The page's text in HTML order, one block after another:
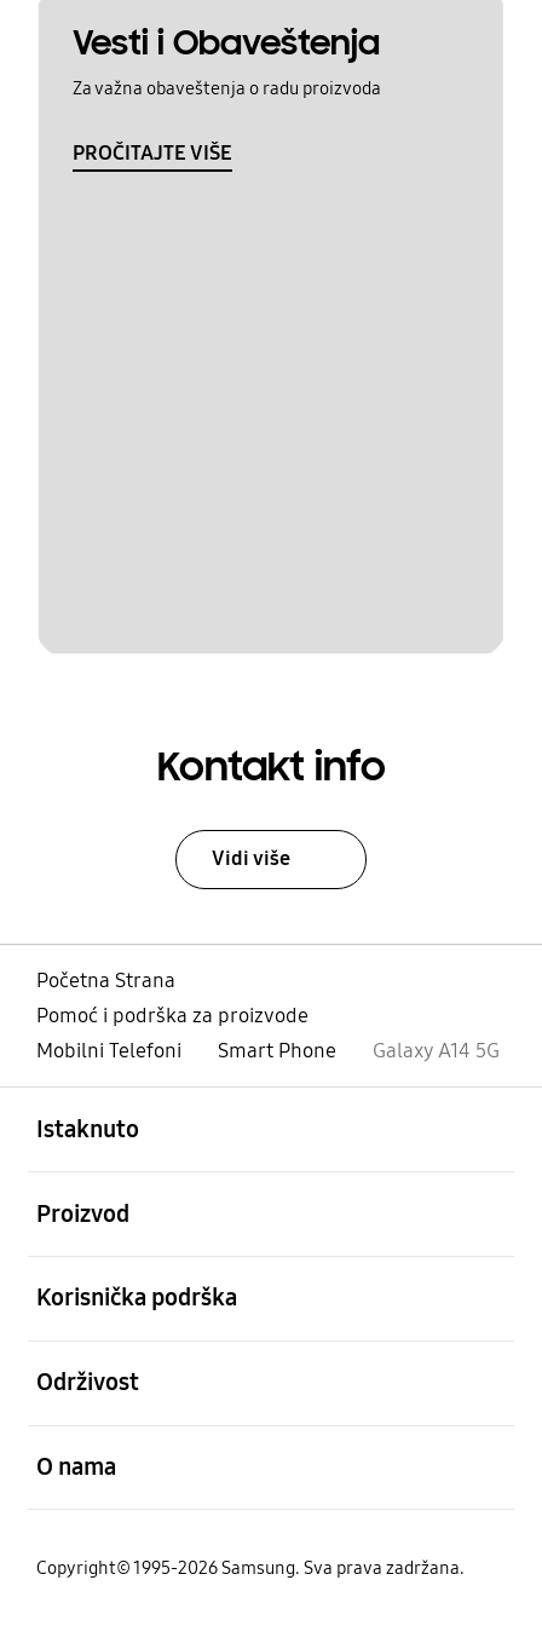
Vesti i Obaveštenja
Za važna obaveštenja o radu proizvoda
PROČITAJTE VIŠE
Kontakt info
Vidi više
Početna Strana
Pomoć i podrška za proizvode
Mobilni Telefoni
Smart Phone Galaxy A14 5G
Istaknuto
Proizvod
Korisnička podrška
Održivost
O nama
Copyright© 1995-2026 Samsung. Sva prava zadržana.